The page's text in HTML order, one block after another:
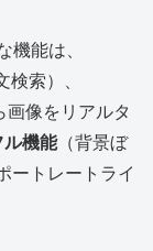
能は、
索）、
画像をリアルタ
機能（背景ぼ
ートレートライ